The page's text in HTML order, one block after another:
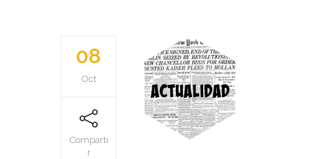
08
Oct
Comparti
r